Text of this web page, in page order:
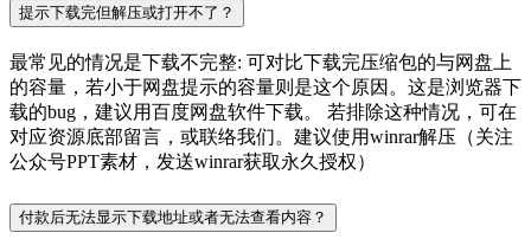
提示下载完但解压或打开不了？
最常见的情况是下载不完整: 可对比下载完压缩包的与网盘上
的容量，若小于网盘提示的容量则是这个原因。这是浏览器下
载的bug，建议用百度网盘软件下载。 若排除这种情况，可在
对应资源底部留言，或联络我们。建议使用winrar解压（关注
公众号PPT素材，发送winrar获取永久授权）
付款后无法显示下载地址或者无法查看内容？